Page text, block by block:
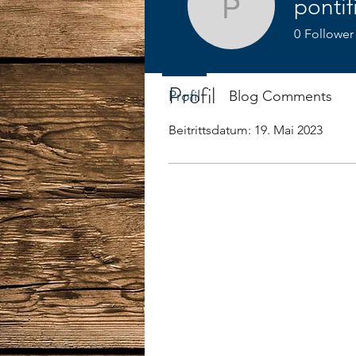
Profil
Beitrittsdatum: 19. Mai 2023
pontifix
0 Follower
Profil Blog Comments